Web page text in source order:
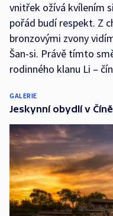
vnitřek ožívá kvílením
pořád budí respekt. Z
bronzovými zvony
Šan-si. Právě tímto
rodinného klanu Li –
GALERIE
Jeskynní obydlí v Číně